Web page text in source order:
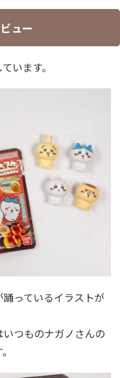
ュー
います。
っているイラストが
つものナガノさんの